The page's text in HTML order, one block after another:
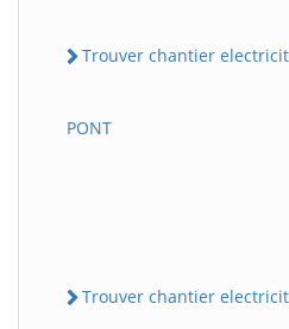
Trouver chantier
PONT
Trouver chantier